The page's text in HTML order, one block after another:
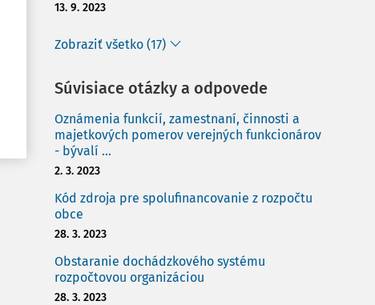
13. 9. 2023
Zobraziť všetko (17)
Súvisiace otázky a odpovede
Oznámenia funkcií, zamestnaní, činnosti a
majetkových pomerov verejných funkcionárov
- bývalí ...
2. 3. 2023
Kód zdroja pre spolufinancovanie z rozpočtu
obce
28. 3. 2023
Obstaranie dochádzkového systému
rozpočtovou organizáciou
28. 3. 2023